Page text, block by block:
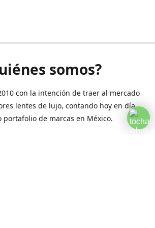
somos?
con la intención de traer al mercado
lentes de lujo, contando hoy en día
portafolio de marcas en México.